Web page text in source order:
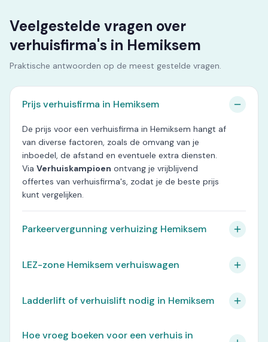
Veelgestelde vragen over
verhuisfirma's in Hemiksem
Praktische antwoorden op de meest gestelde vragen.
Prijs verhuisfirma in Hemiksem
De prijs voor een verhuisfirma in Hemiksem hangt af
van diverse factoren, zoals de omvang van je
inboedel, de afstand en eventuele extra diensten.
Via Verhuiskampioen ontvang je vrijblijvend
offertes van verhuisfirma's, zodat je de beste prijs
kunt vergelijken.
Parkeervergunning verhuizing Hemiksem
LEZ-zone Hemiksem verhuiswagen
Ladderlift of verhuislift nodig in Hemiksem
Hoe vroeg boeken voor een verhuis in